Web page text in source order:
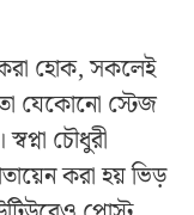
হোক, সকলেই
যেকোনো স্টেজ
চৌধুরী
করা হয় ভিড়